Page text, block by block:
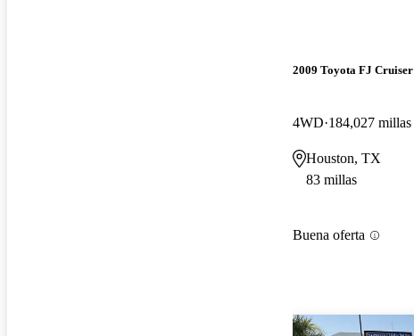
2009 Toyota FJ Cruiser
4WD 184,027 millas
Houston, TX
83 millas
Buena oferta